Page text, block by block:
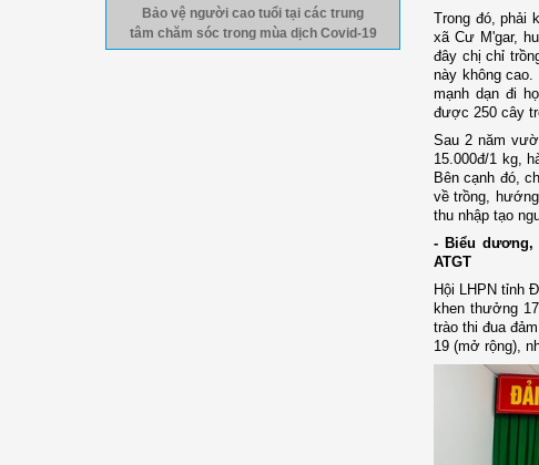
Bảo vệ người cao tuổi tại các trung
tâm chăm sóc trong mùa dịch Covid-19
Trong đó, phải
xã Cư M'gar,
đây chị chỉ
này không
mạnh dạn đi
được 250 cây
Sau 2 năm
15.000đ/1 kg,
Bên cạnh đó,
về trồng,
thu nhập tạo
- Biểu dương,
ATGT
Hội LHPN tỉnh
khen thưởng
trào thi đua
19 (mở rộng),